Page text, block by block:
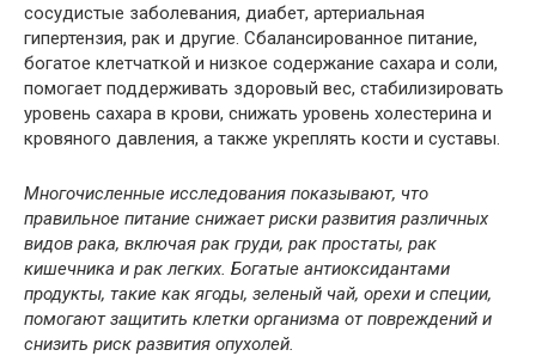
сосудистые заболевания, диабет, артериальная
гипертензия, рак и другие. Сбалансированное питание,
богатое клетчаткой и низкое содержание сахара и соли,
помогает поддерживать здоровый вес, стабилизировать
уровень сахара в крови, снижать уровень холестерина и
кровяного давления, а также укреплять кости и суставы.
Многочисленные исследования показывают, что
правильное питание снижает риски развития различных
видов рака, включая рак груди, рак простаты, рак
кишечника и рак легких. Богатые антиоксидантами
продукты, такие как ягоды, зеленый чай, орехи и специи,
помогают защитить клетки организма от повреждений и
снизить риск развития опухолей.